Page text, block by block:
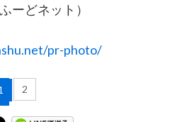
ーどネット）
pr-photo/
2